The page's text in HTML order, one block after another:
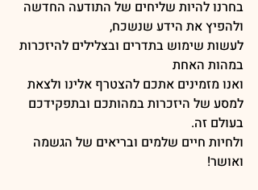
בחרנו להיות שליחים של התודעה החדשה
ולהפיץ את הידע שנשכח,
לעשות שימוש בתדרים ובצלילים להיזכרות
במהות האחת
ואנו מזמינים אתכם להצטרף אלינו ולצאת
למסע של היזכרות במהותכם ובתפקידכם
בעולם זה.
ולחיות חיים שלמים ובריאים של הגשמה
ואושר!